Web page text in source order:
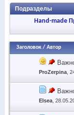
Подразделы
Hand-made
Заголовок / Автор
ProZerpina ,
Elsea ,